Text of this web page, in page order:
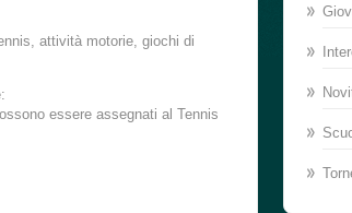
attività motorie, giochi di
essere assegnati al Tennis